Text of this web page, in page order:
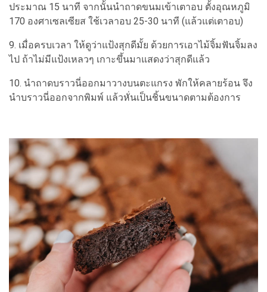
ประมาณ 15 นาที จากนั้นนำถาดขนมเข้าเตาอบ ตั้งอุณหภูมิ
170 องศาเซลเซียส ใช้เวลาอบ 25-30 นาที (แล้วแต่เตาอบ)
9. เมื่อครบเวลา ให้ดูว่าแป้งสุกดีมั้ย ด้วยการเอาไม้จิ้มฟันจิ้มลง
ไป ถ้าไม่มีแป้งเหลวๆ เกาะขึ้นมาแสดงว่าสุกดีแล้ว
10. นำถาดบราวนี่ออกมาวางบนตะแกรง พักให้คลายร้อน จึง
นำบราวนี่ออกจากพิมพ์ แล้วหั่นเป็นชิ้นขนาดตามต้องการ